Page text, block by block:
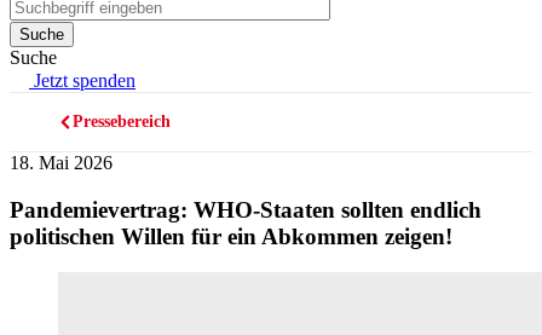
Suche
Jetzt spenden
Pfadnavigation
Pressebereich
18. Mai 2026
Pandemievertrag: WHO-Staaten sollten endlich
politischen Willen für ein Abkommen zeigen!